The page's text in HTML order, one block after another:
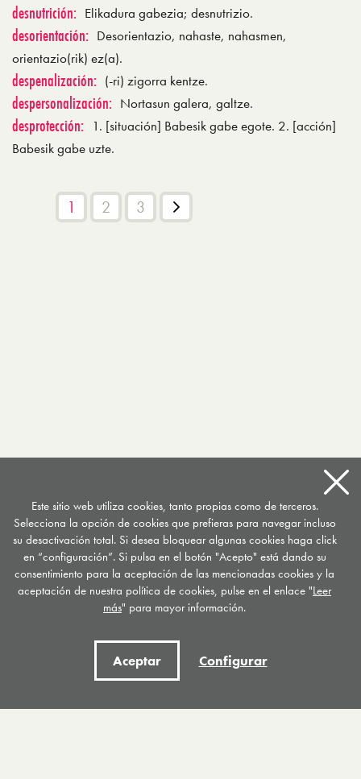
desnutrición: Elikadura gabezia; desnutrizio.
desorientación: Desorientazio, nahaste, nahasmen,
orientazio(rik) ez(a).
despenalización: (-ri) zigorra kentze.
despersonalización: Nortasun galera, galtze.
desprotección:
1. [situación] Babesik gabe egote. 2. [acción]
Babesik gabe uzte.
1 2 3
Drogodependencias del País Vasco CDD
C/ General Etxague 10
Tel. 943 423656/Fax 943 293007
Este sitio web utiliza cookies, tanto propias como de terceros.
Selecciona la opción de cookies que prefieras para navegar incluso
su desactivación total. Si desea bloquear algunas cookies haga click
en “configuración”. Si pulsa en el botón "Acepto" está dando su
consentimiento para la aceptación de las mencionadas cookies y la
aceptación de nuestra política de cookies, pulse en el enlace "Leer
más" para mayor información.
Aceptar Configurar